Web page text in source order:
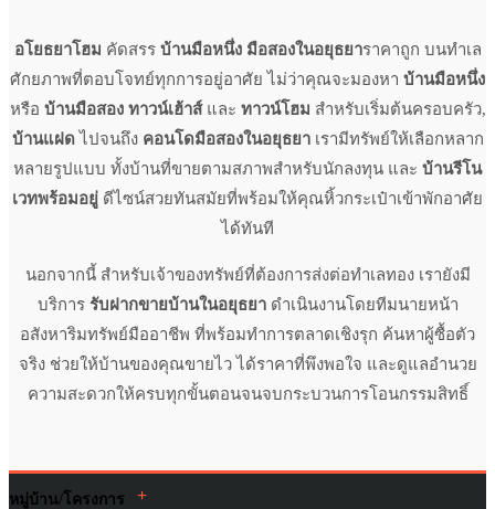
อโยธยาโฮม คัดสรร บ้านมือหนึ่ง มือสองในอยุธยาราคาถูก บนทำเล
ศักยภาพที่ตอบโจทย์ทุกการอยู่อาศัย ไม่ว่าคุณจะมองหา บ้านมือหนึ่ง
หรือ บ้านมือสอง ทาวน์เฮ้าส์และ ทาวน์โฮม สำหรับเริ่มต้นครอบครัว,
บ้านแฝดไปจนถึง คอนโดมือสองในอยุธยาเรามีทรัพย์ให้เลือกหลาก
หลายรูปแบบ ทั้งบ้านที่ขายตามสภาพสำหรับนักลงทุน และ บ้านรีโน
เวทพร้อมอยู่ ดีไซน์สวยทันสมัยที่พร้อมให้คุณหิ้วกระเป๋าเข้าพักอาศัย
ได้ทันที
นอกจากนี้ สำหรับเจ้าของทรัพย์ที่ต้องการส่งต่อทำเลทอง เรายังมี
บริการ รับฝากขายบ้านในอยุธยาดำเนินงานโดยทีมนายหน้า
อสังหาริมทรัพย์มืออาชีพ ที่พร้อมทำการตลาดเชิงรุก ค้นหาผู้ซื้อตัว
จริง ช่วยให้บ้านของคุณขายไว ได้ราคาที่พึงพอใจ และดูแลอำนวย
ความสะดวกให้ครบทุกขั้นตอนจนจบกระบวนการโอนกรรมสิทธิ์
หมู่บ้าน/โครงการ +